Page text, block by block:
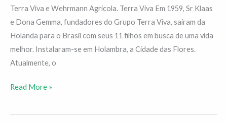
Terra Viva e Wehrmann Agrícola. Terra Viva Em 1959, Sr Klaas
e Dona Gemma, fundadores do Grupo Terra Viva, saíram da
Holanda para o Brasil com seus 11 filhos em busca de uma vida
melhor. Instalaram-se em Holambra, a Cidade das Flores.
Atualmente, o
Read More »